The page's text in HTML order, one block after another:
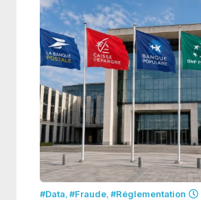
#Data,#Fraude,#Réglementation